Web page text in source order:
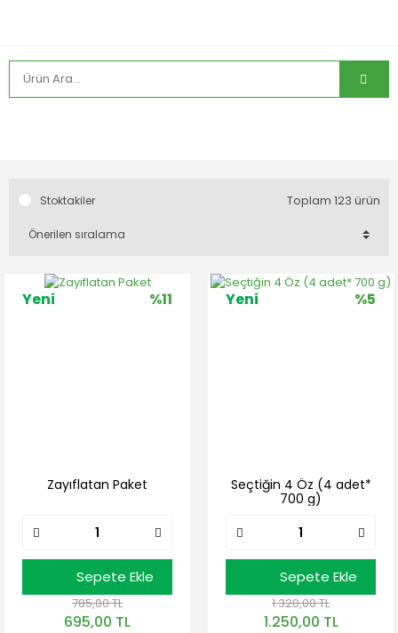
Stoktakiler Toplam 123 ürün
%11
Yeni
Zayıflatan Paket
Sepete Ekle
785,00 TL
695,00 TL
%5
Yeni
Seçtiğin 4 Öz (4 adet*
700 g)
Sepete Ekle
1.320,00 TL
1.250,00 TL